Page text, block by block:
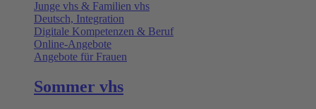
Junge vhs & Familien vhs
Deutsch, Integration
Digitale Kompetenzen & Beruf
Online-Angebote
Angebote für Frauen
Sommer vhs